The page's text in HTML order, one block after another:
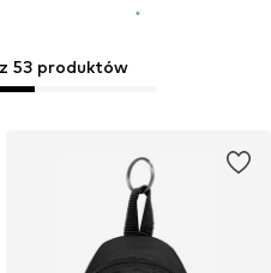
53 produktów